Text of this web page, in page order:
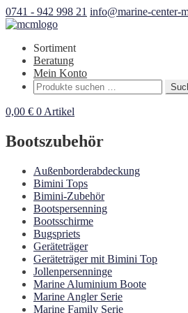
0741 - 942 998 21 info@marine-center-
Sortiment
Beratung
Mein Konto
Suchen
nach:
0,00 € 0 Artikel
Bootszubehör
Außenborderabdeckung
Bimini Tops
Bimini-Zubehör
Bootspersenning
Bootsschirme
Bugspriets
Geräteträger
Geräteträger mit Bimini Top
Jollenpersenninge
Marine Aluminium Boote
Marine Angler Serie
Marine Family Serie